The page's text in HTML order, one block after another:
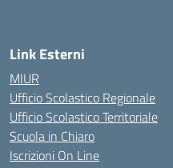
Link Esterni
MIUR
Ufficio Scolastico Regionale
Ufficio Scolastico Territoriale
Scuola in Chiaro
Iscrizioni On Line